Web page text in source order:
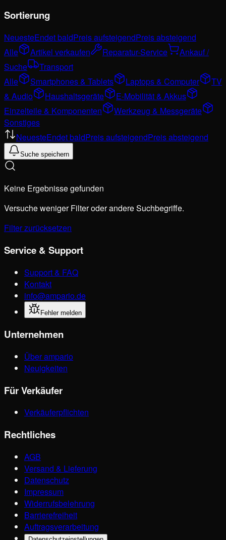
Sortierung
NeuesteEndet baldPreis aufsteigendPreis absteigend
Alle
Artikel verkaufen Reparatur-Service
Ankauf /
Suche
Transport
Alle
Smartphones & Tablets Laptops & Computer
TV
& Audio
Haushaltsgeräte
E-Mobilität & Akkus
Einzelteile & Komponenten
Werkzeug & Messgeräte
Sonstiges
NeuesteEndet baldPreis aufsteigendPreis absteigend
Suche speichern
Keine Ergebnisse gefunden
Versuche weniger Filter oder andere Suchbegriffe.
Filter zurücksetzen
Service & Support
Support & FAQ
Kontakt
info@ampario.de
Fehler melden
Unternehmen
Über ampario
Neuigkeiten
Für Verkäufer
Verkäuferpflichten
Rechtliches
AGB
Versand & Lieferung
Datenschutz
Impressum
Widerrufsbelehrung
Barrierefreiheit
Auftragsverarbeitung